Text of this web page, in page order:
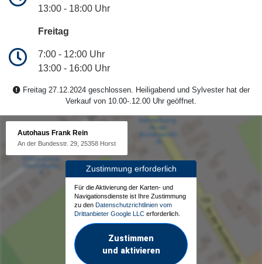
13:00 - 18:00 Uhr
Freitag
7:00 - 12:00 Uhr
13:00 - 16:00 Uhr
Freitag 27.12.2024 geschlossen. Heiligabend und Sylvester hat der
Verkauf von 10.00-.12.00 Uhr geöffnet.
Autohaus Frank Rein
An der Bundesstr. 29, 25358 Horst
Zustimmung erforderlich
Für die Aktivierung der Karten- und
Navigationsdienste ist Ihre Zustimmung
zu den Datenschutzrichtlinien vom
Drittanbieter Google LLC erforderlich.
Zustimmen
und aktivieren